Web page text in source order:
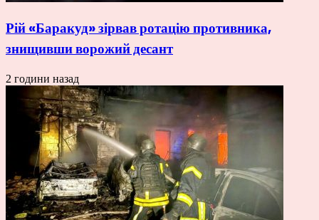
Рій «Баракуд» зірвав ротацію противника,
знищивши ворожий десант
2 години назад